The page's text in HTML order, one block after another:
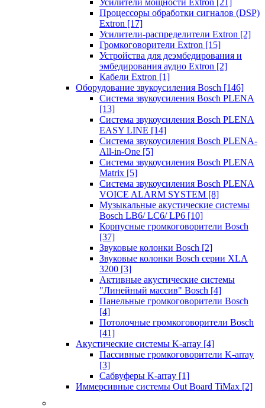
Усилители мощности Extron [21]
Процессоры обработки сигналов (DSP)
Extron [17]
Усилители-распределители Extron [2]
Громкоговорители Extron [15]
Устройства для деэмбедирования и
эмбедирования аудио Extron [2]
Кабели Extron [1]
Оборудование звукоусиления Bosch [146]
Система звукоусиления Bosch PLENA
[13]
Система звукоусиления Bosch PLENA
EASY LINE [14]
Система звукоусиления Bosch PLENA-
All-in-One [5]
Система звукоусиления Bosch PLENA
Matrix [5]
Система звукоусиления Bosch PLENA
VOICE ALARM SYSTEM [8]
Музыкальные акустические системы
Bosch LB6/ LC6/ LP6 [10]
Корпусные громкоговорители Bosch
[37]
Звуковые колонки Bosch [2]
Звуковые колонки Bosch серии XLA
3200 [3]
Активные акустические системы
"Линейный массив" Bosch [4]
Панельные громкоговорители Bosch
[4]
Потолочные громкоговорители Bosch
[41]
Акустические системы K-array [4]
Пассивные громкоговорители K-array
[3]
Сабвуферы K-array [1]
Иммерсивные системы Out Board TiMax [2]